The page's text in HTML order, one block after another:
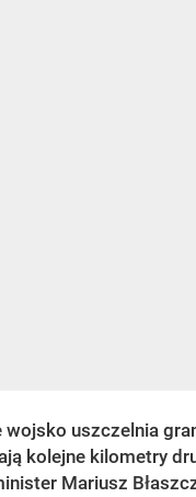
uszczelnia
kolejne kilometry
Mariusz